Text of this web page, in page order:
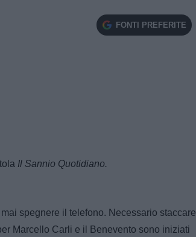
FONTI PREFERITE
Il Sannio Quotidiano.
spegnere il telefono. Necessario staccare
Marcello Carli e il Benevento sono iniziati